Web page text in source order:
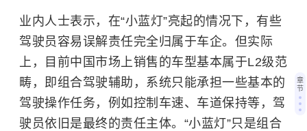
业内人士表示，在“小蓝灯”亮起的情况下，有些
驾驶员容易误解责任完全归属于车企。但实际
上，目前中国市场上销售的车型基本属于L2级范
畴，即组合驾驶辅助，系统只能承担一些基本的
驾驶操作任务，例如控制车速、车道保持等，驾
驶员依旧是最终的责任主体。“小蓝灯”只是组合
章
节